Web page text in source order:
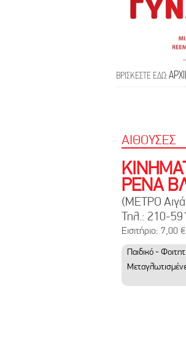
ΒΡΙΣΚΕΣΤΕ ΕΔΩ:
ΑΙΘΟΥΣΕΣ
ΡΕΝΑ
(ΜΕΤΡΟ
Τηλ.: 210-
Εισιτήριο: 7,00 €
Παιδικό -